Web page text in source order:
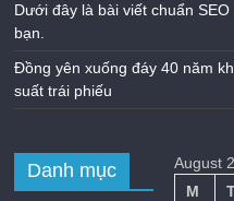
Dưới đây là bài viết chuẩn
bạn.
Đồng yên xuống đáy 40 năm
suất trái phiếu
Danh mục
August
M